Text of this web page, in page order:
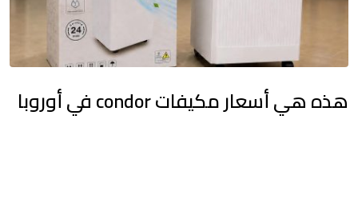
هذه هي أسعار مكيفات condor في أوروبا